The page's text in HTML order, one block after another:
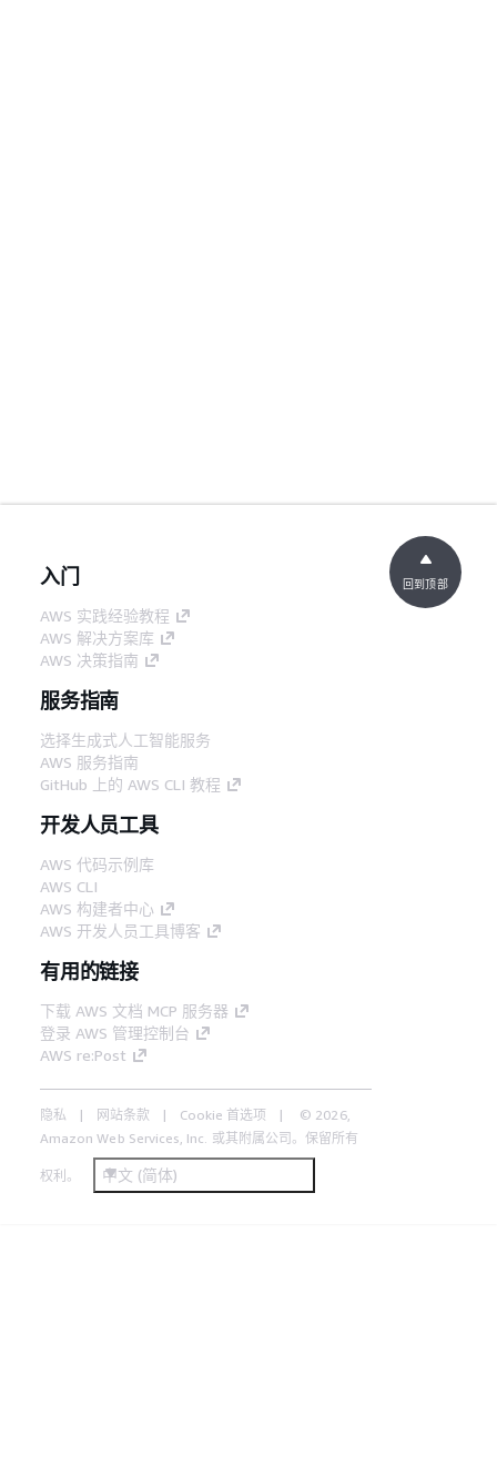
入门
AWS 实践经验教程
AWS 解决方案库
AWS 决策指南
服务指南
选择生成式人工智能服务
AWS 服务指南
GitHub 上的 AWS CLI 教程
开发人员工具
AWS 代码示例库
AWS CLI
AWS 构建者中心
AWS 开发人员工具博客
有用的链接
下载 AWS 文档 MCP 服务器
登录 AWS 管理控制台
AWS re:Post
隐私 网站条款 Cookie 首选项
© 2026,
Amazon Web Services, Inc. 或其附属公司。保留所有
权利。 中文 (简体)
回到顶部